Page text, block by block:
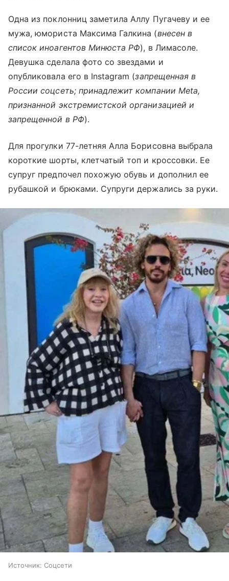
Одна из поклонниц заметила Аллу Пугачеву и ее
мужа, юмориста Максима Галкина (внесен в
список иноагентов Минюста РФ), в Лимасоле.
Девушка сделала фото со звездами и
опубликовала его в Instagram (запрещенная в
России соцсеть; принадлежит компании Meta,
признанной экстремистской организацией и
запрещенной в РФ).
Для прогулки 77-летняя Алла Борисовна выбрала
короткие шорты, клетчатый топ и кроссовки. Ее
супруг предпочел похожую обувь и дополнил ее
рубашкой и брюками. Супруги держались за руки.
Источник: Соцсети